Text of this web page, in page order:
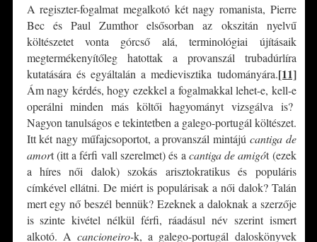
A regiszter-fogalmat megalkotó két nagy romanista, Pierre
Bec és Paul Zumthor elsősorban az okszitán nyelvű
költészetet vonta górcső alá, terminológiai újításaik
megtermékenyítőleg hatottak a provanszál trubadúrlíra
kutatására és egyáltalán a medievisztika tudományára.[11]
Ám nagy kérdés, hogy ezekkel a fogalmakkal lehet-e, kell-e
operálni minden más költői hagyományt vizsgálva is?
Nagyon tanulságos e tekintetben a galego-portugál költészet.
Itt két nagy műfajcsoportot, a provanszál mintájú cantiga de
amort (itt a férfi vall szerelmet) és a cantiga de amigót (ezek
a híres női dalok) szokás arisztokratikus és populáris
címkével ellátni. De miért is populárisak a női dalok? Talán
mert egy nő beszél bennük? Ezeknek a daloknak a szerzője
is szinte kivétel nélkül férfi, ráadásul név szerint ismert
alkotó. A cancioneiro-k, a galego-portugál daloskönyvek